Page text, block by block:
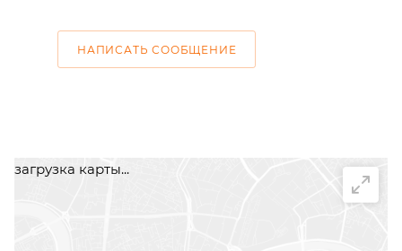
НАПИСАТЬ СООБЩЕНИЕ
загрузка карты...